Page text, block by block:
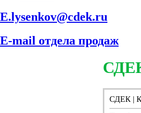
E.lysenkov@cdek.ru
E-mail отдела продаж
СДЕК |